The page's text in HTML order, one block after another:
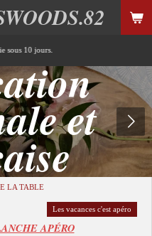
sous 10 jours.
et
LA TABLE
Les vacances c'est apéro
APÉRO